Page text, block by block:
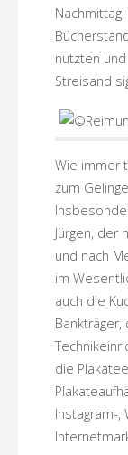
nutzten
Streisand
Wie immer
zum
Jürgen, der
und nach
im
auch die
die
Instagram-,